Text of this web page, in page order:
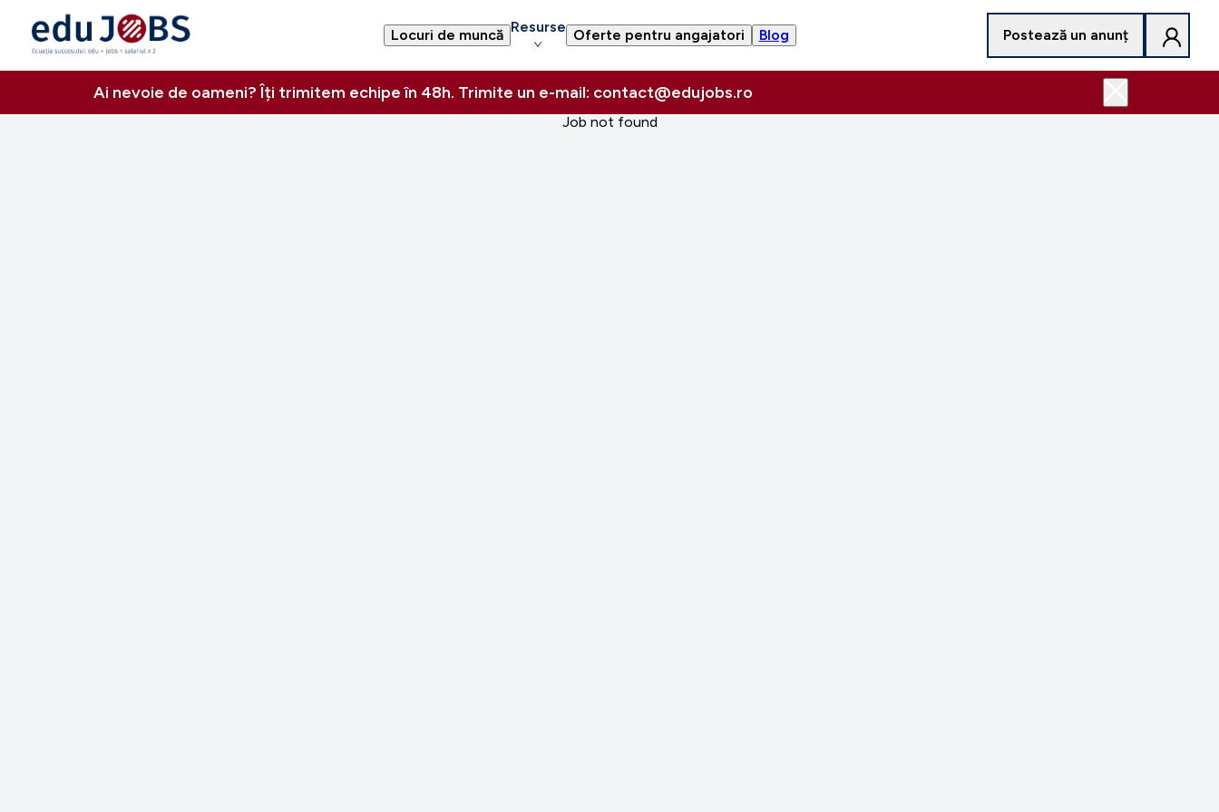
Locuri de muncă Resurse Oferte pentru angajatori Blog Postează un anunț
Ai nevoie de oameni? Îți trimitem echipe în 48h. Trimite un e-mail: contact@edujobs.ro
Job not found